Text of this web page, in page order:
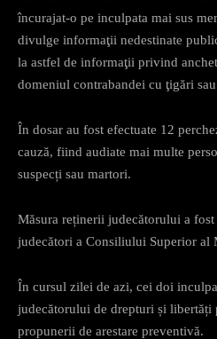
încurajat-o pe inculpata mai sus
divulge informaţii nedestinate
la astfel de informaţii privind
domeniul contrabandei cu ţigări
În dosar au fost efectuate 12
cauză, fiind audiate mai multe
suspecți sau martori.
Măsura reținerii judecătorului a fost
judecători a Consiliului Superior al
În cursul zilei de azi, cei doi
judecătorului de drepturi și libertăți
propunerii de arestare preventivă.